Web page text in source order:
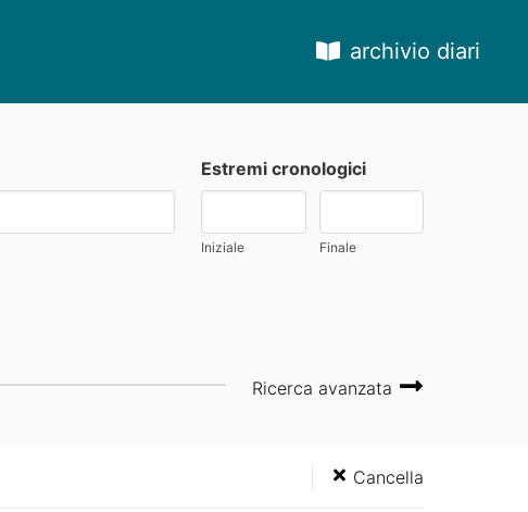
archivio diari
Estremi cronologici
Iniziale Finale
Ricerca avanzata
Cancella